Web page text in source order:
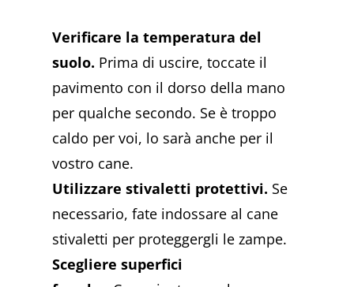
Verificare la temperatura del
suolo. Prima di uscire, toccate il
pavimento con il dorso della mano
per qualche secondo. Se è troppo
caldo per voi, lo sarà anche per il
vostro cane.
Utilizzare stivaletti protettivi. Se
necessario, fate indossare al cane
stivaletti per proteggergli le zampe.
Scegliere superfici